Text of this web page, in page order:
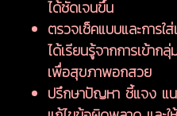
ได้ชัดเจนขึ้น
ตรวจเช็คแบบและการใ
ได้เรียนรู้จากการเข้ากลุ่
เพื่อสุขภาพอกสวย
ปรึกษาปัญหา ชี้แจง แน